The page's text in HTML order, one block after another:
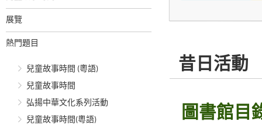
展覽
熱門題目
兒童故事時間 (粵語)
兒童故事時間
弘揚中華文化系列活動
兒童故事時間(粵語)
昔日活動
圖書館目